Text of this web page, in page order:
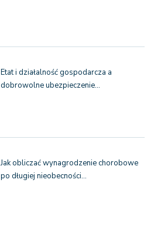
Etat i działalność gospodarcza a
dobrowolne ubezpieczenie…
Jak obliczać wynagrodzenie chorobowe
po długiej nieobecności…